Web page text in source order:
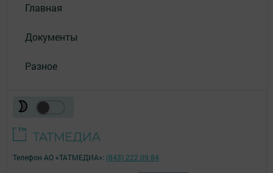
Главная
Документы
Разное
Телефон АО «ТАТМЕДИА»: (843) 222 09 84